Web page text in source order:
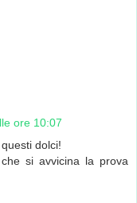
ore 10:07
dolci!
si avvicina la prova